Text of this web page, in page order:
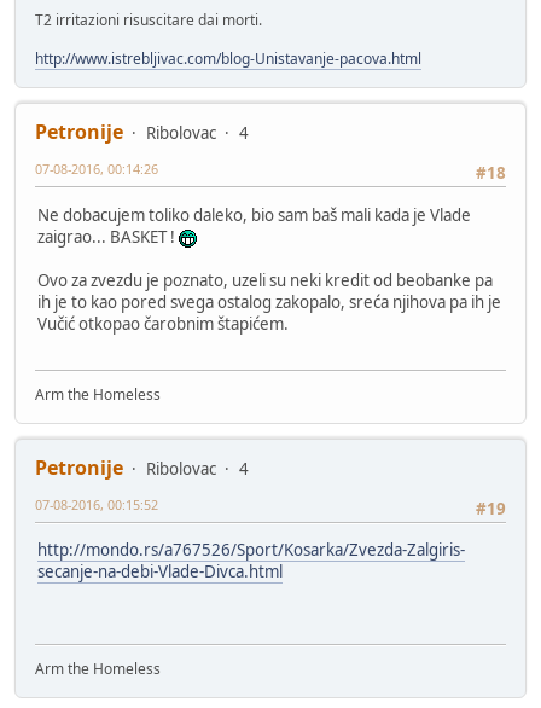
T2 irritazioni risuscitare dai morti.
http://www.istrebljivac.com/blog-Unistavanje-pacova.html
Petronije Ribolovac
4
#18
07-08-2016, 00:14:26
Ne dobacujem toliko daleko, bio sam baš mali kada je Vlade
zaigrao... BASKET !
Ovo za zvezdu je poznato, uzeli su neki kredit od beobanke pa
ih je to kao pored svega ostalog zakopalo, sreća njihova pa ih je
Vučić otkopao čarobnim štapićem.
Arm the Homeless
Petronije Ribolovac
4
#19
07-08-2016, 00:15:52
http://mondo.rs/a767526/Sport/Kosarka/Zvezda-Zalgiris-
secanje-na-debi-Vlade-Divca.html
Arm the Homeless